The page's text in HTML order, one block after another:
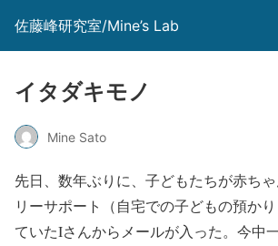
佐藤峰研究室/Mine’s Lab
イタダキモノ
Mine Sato
先日、数年ぶりに、子どもたちが赤ち
リーサポート（自宅での子どもの預か
ていたIさんからメールが入った。今中